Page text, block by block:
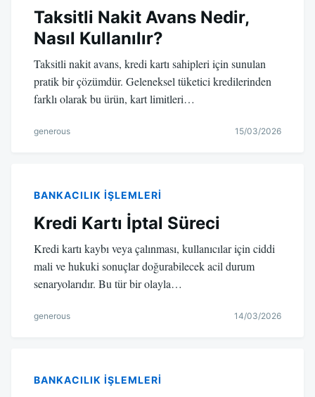
Taksitli Nakit Avans Nedir,
Nasıl Kullanılır?
Taksitli nakit avans, kredi kartı sahipleri için sunulan
pratik bir çözümdür. Geleneksel tüketici kredilerinden
farklı olarak bu ürün, kart limitleri…
generous 15/03/2026
BANKACILIK IŞLEMLERI
Kredi Kartı İptal Süreci
Kredi kartı kaybı veya çalınması, kullanıcılar için ciddi
mali ve hukuki sonuçlar doğurabilecek acil durum
senaryolarıdır. Bu tür bir olayla…
generous 14/03/2026
BANKACILIK IŞLEMLERI